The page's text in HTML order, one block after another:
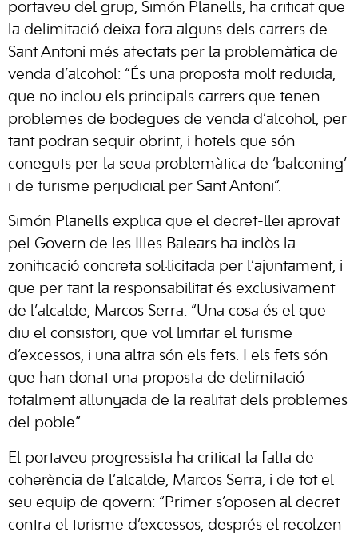
portaveu del grup, Simón Planells, ha criticat que
la delimitació deixa fora alguns dels carrers de
Sant Antoni més afectats per la problemàtica de
venda d’alcohol: “És una proposta molt reduïda,
que no inclou els principals carrers que tenen
problemes de bodegues de venda d’alcohol, per
tant podran seguir obrint, i hotels que són
coneguts per la seua problemàtica de ‘balconing’
i de turisme perjudicial per Sant Antoni”.
Simón Planells explica que el decret-llei aprovat
pel Govern de les Illes Balears ha inclòs la
zonificació concreta sol·licitada per l’ajuntament, i
que per tant la responsabilitat és exclusivament
de l’alcalde, Marcos Serra: “Una cosa és el que
diu el consistori, que vol limitar el turisme
d’excessos, i una altra són els fets. I els fets són
que han donat una proposta de delimitació
totalment allunyada de la realitat dels problemes
del poble”.
El portaveu progressista ha criticat la falta de
coherència de l’alcalde, Marcos Serra, i de tot el
seu equip de govern: “Primer s’oposen al decret
contra el turisme d’excessos, després el recolzen